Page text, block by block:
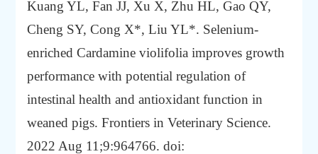
Kuang YL, Fan JJ, Xu X, Zhu HL, Gao QY,
Cheng SY, Cong X*, Liu YL*. Selenium-
enriched Cardamine violifolia improves growth
performance with potential regulation of
intestinal health and antioxidant function in
weaned pigs. Frontiers in Veterinary Science.
2022 Aug 11;9:964766. doi: